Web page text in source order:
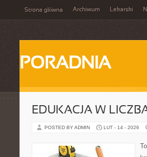
Strona główna Archiwum Lekarski
PORADNIA
EDUKACJA W
POSTED BY ADMIN LUT - 14 - 2026